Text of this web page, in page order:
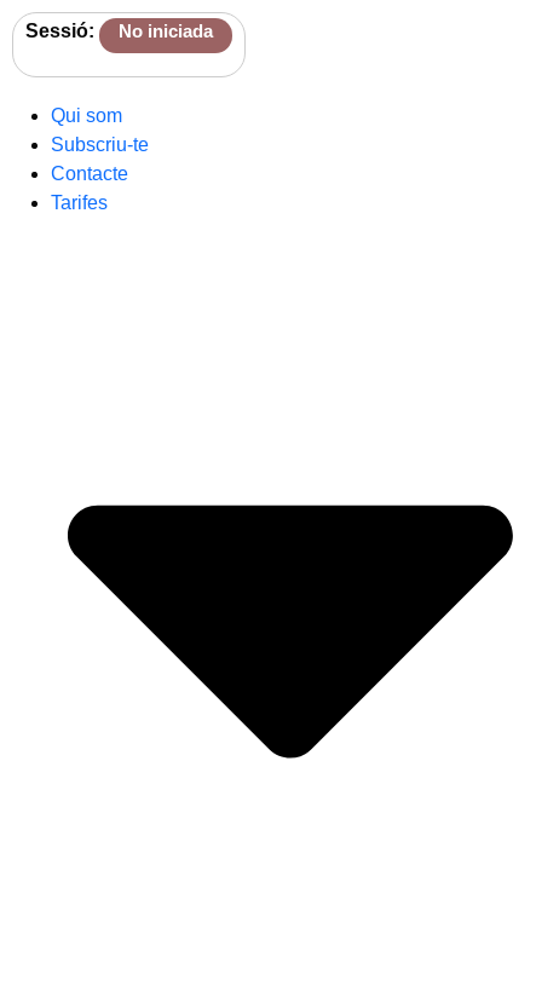
Sessió: No iniciada
Qui som
Subscriu-te
Contacte
Tarifes